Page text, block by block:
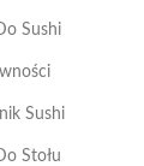
Sushi
Sushi
Stołu